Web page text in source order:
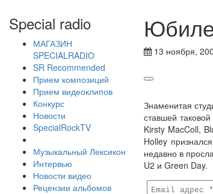
Special radio
МАГАЗИН
SPECIALRADIO
SR Recommended
Прием композиций
Прием видеоклипов
Конкурс
Новости
SpecialRockTV
Музыкальный Лексикон
Интервью
Новости видео
Рецензии альбомов
13 ноября,
Знаменитая
ставшей
Kirsty MacColl,
Holley
недавно в
U2 и Green Day.